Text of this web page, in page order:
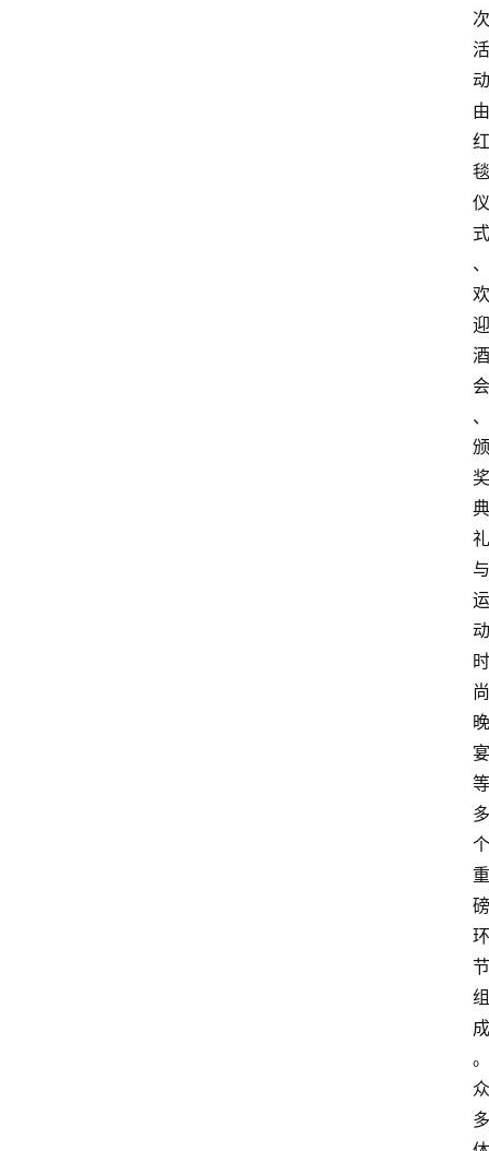
次
活
动
由
红
毯
仪
式
、
欢
迎
酒
会
、
颁
奖
典
礼
与
运
动
时
尚
晚
宴
等
多
个
重
磅
环
节
组
成
。
众
多